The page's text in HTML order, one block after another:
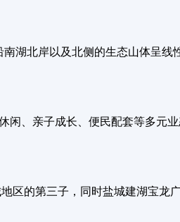
湖北岸以及北侧的生态山体呈线
、亲子成长、便民配套等多元业
区的第三子，同时盐城建湖宝